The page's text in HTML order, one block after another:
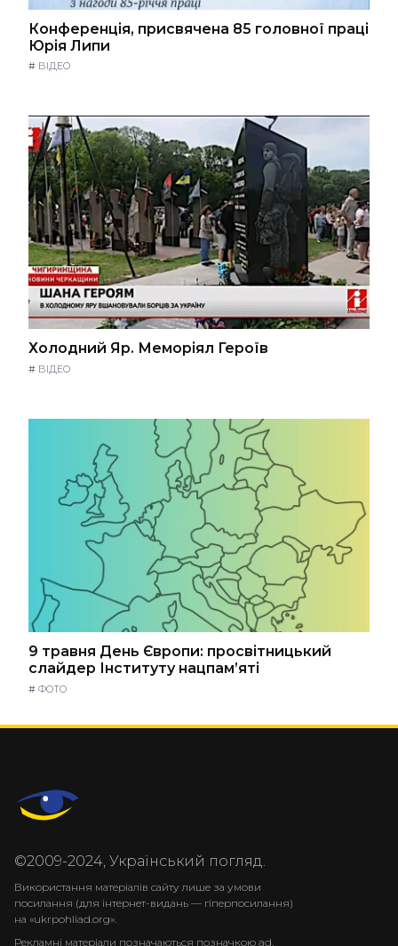
Конференція, присвячена 85 головної праці
Юрія Липи
# ВІДЕО
Холодний Яр. Меморіял Героїв
# ВІДЕО
9 травня День Європи: просвітницький
слайдер Інституту нацпам’яті
# ФОТО
©2009-2024, Український погляд.
Використання матеріалів сайту лише за умови
посилання (для інтернет-видань — гіперпосилання)
на «ukrpohliad.org».
Рекламні матеріали позначаються позначкою ad.